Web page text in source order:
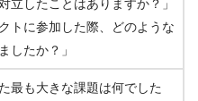
立したことはありますか？」
トに参加した際、どのような
したか？」
最も大きな課題は何でした